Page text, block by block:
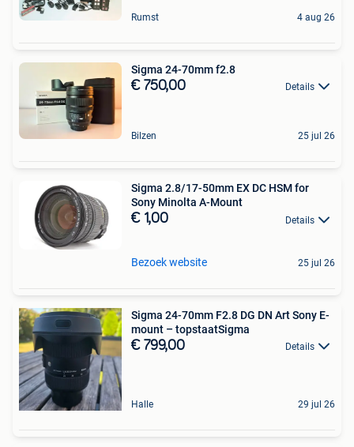
Rumst 4 aug 26
Sigma 24-70mm f2.8
€ 750,00 Details
Bilzen 25 jul 26
Sigma 2.8/17-50mm EX DC HSM for
Sony Minolta A-Mount
€ 1,00 Details
Bezoek website 25 jul 26
Sigma 24-70mm F2.8 DG DN Art Sony E-
mount – topstaatSigma
€ 799,00 Details
Halle 29 jul 26